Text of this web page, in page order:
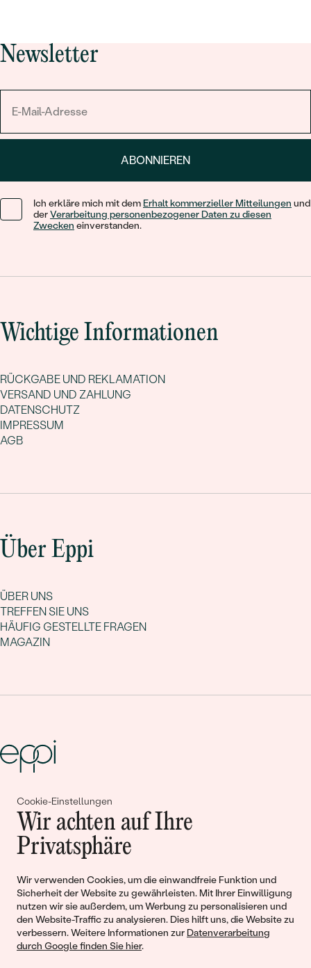
Cookie-Einstellungen
Wir achten auf Ihre
Privatsphäre
Wir verwenden Cookies, um die einwandfreie Funktion und
Sicherheit der Website zu gewährleisten. Mit Ihrer Einwilligung
nutzen wir sie außerdem, um Werbung zu personalisieren und
den Website-Traffic zu analysieren. Dies hilft uns, die Website zu
verbessern. Weitere Informationen zur Datenverarbeitung
durch Google finden Sie hier.
Newsletter
ABONNIEREN
Ich erkläre mich mit dem Erhalt kommerzieller Mitteilungen und
derVerarbeitung personenbezogener Daten zu diesen
Zwecken einverstanden.
Wichtige Informationen
RÜCKGABE UND REKLAMATION
VERSAND UND ZAHLUNG
DATENSCHUTZ
IMPRESSUM
AGB
Über Eppi
ÜBER UNS
TREFFEN SIE UNS
HÄUFIG GESTELLTE FRAGEN
MAGAZIN
Gemeinsam erschaffen wir
Geschichten von Schönheit und
Liebe
Begleiten Sie uns!